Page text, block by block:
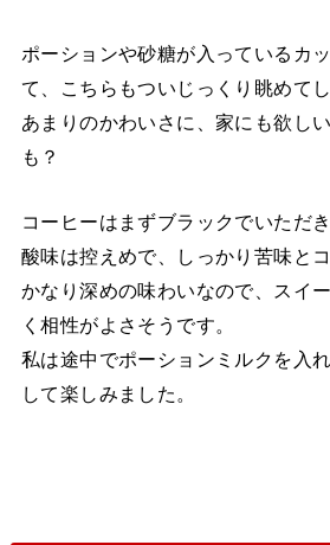
ポーションや砂糖が入っているカ
て、こちらもついじっくり眺めてし
あまりのかわいさに、家にも欲し
も？
コーヒーはまずブラックでいただき
酸味は控えめで、しっかり苦味と
かなり深めの味わいなので、スイ
く相性がよさそうです。
私は途中でポーションミルクを入
して楽しみました。